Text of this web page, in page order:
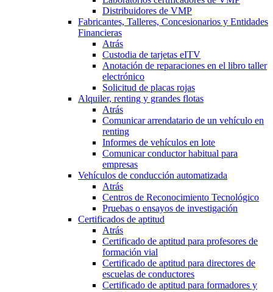
Distribuidores de VMP
Fabricantes, Talleres, Concesionarios y Entidades
Financieras
Atrás
Custodia de tarjetas eITV
Anotación de reparaciones en el libro taller
electrónico
Solicitud de placas rojas
Alquiler, renting y grandes flotas
Atrás
Comunicar arrendatario de un vehículo en
renting
Informes de vehículos en lote
Comunicar conductor habitual para
empresas
Vehículos de conducción automatizada
Atrás
Centros de Reconocimiento Tecnológico
Pruebas o ensayos de investigación
Certificados de aptitud
Atrás
Certificado de aptitud para profesores de
formación vial
Certificado de aptitud para directores de
escuelas de conductores
Certificado de aptitud para formadores y